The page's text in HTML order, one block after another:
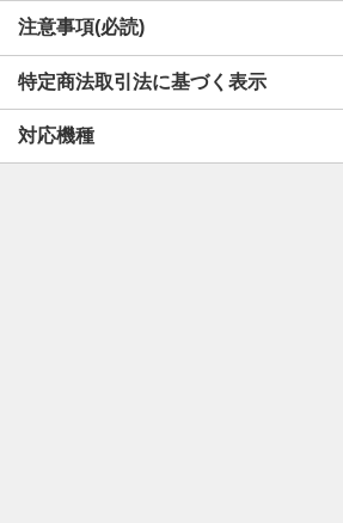
注意事項(必読)
特定商法取引法に基づく表示
対応機種